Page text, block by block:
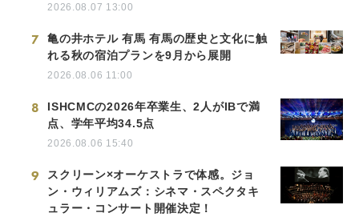
2026.08.07 13:00
7
亀の井ホテル 有馬 有馬の歴史と文化に触
れる秋の宿泊プランを9月から展開
2026.08.06 11:00
8
ISHCMCの2026年卒業生、2人がIBで満
点、学年平均34.5点
2026.08.06 15:40
9
スクリーン×オーケストラで体感。ジョ
ン・ウィリアムズ：シネマ・スペクタキ
ュラー・コンサート開催決定！